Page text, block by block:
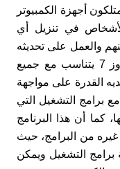
أجهزة الكمبيوتر
في تنزيل أي
والعمل على تحديثه
أيضاً وإعادة تثبيته، كما أن برنامج ويندوز 7 يتناسب مع جميع
القدرة على مواجهة
برامج التشغيل التي
كما أن هذا البرنامج
غيره من البرامج، حيث
برامج التشغيل ويمكن